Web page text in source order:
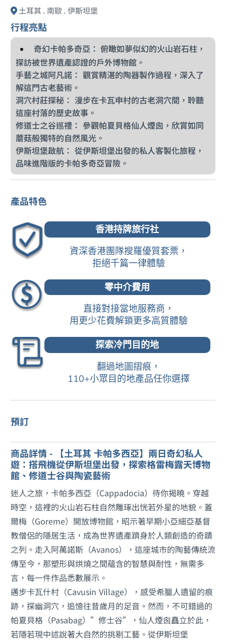
土耳其 . 南歐 . 伊斯坦堡
行程亮點
奇幻卡帕多奇亞： 俯瞰如夢似幻的火山岩石柱，
探訪被世界遺產認證的戶外博物館。
手藝之城阿凡諾： 觀賞精湛的陶器製作過程，深入了
解這門古老藝術。
洞穴村莊探秘： 漫步在卡瓦申村的古老洞穴間，聆聽
這座村落的歷史故事。
修道士之谷巡禮： 參觀帕夏貝格仙人煙囪，欣賞如同
蘑菇般獨特的自然風光。
伊斯坦堡啟航： 從伊斯坦堡出發的私人客製化旅程，
品味進階版的卡帕多奇亞冒險。
產品特色
香港持牌旅行社
資深香港團隊搜羅優質套票，
拒絕千篇一律體驗
零中介費用
直接對接當地服務商，
用更少花費解鎖更多高質體驗
探索冷門目的地
翻過地圖摺痕，
110+小眾目的地產品任你選擇
預訂
商品詳情 - 【土耳其 卡帕多西亞】兩日奇幻私人
遊：搭飛機從伊斯坦堡出發，探索格雷梅露天博物
館、修道士谷與陶瓷藝術
迷人之旅，卡帕多西亞（Cappadocia）待你揭曉。穿越
時空，這裡的火山岩石柱自然雕琢出恍若外星的地貌。蓋
爾梅（Goreme）開放博物館，昭示著早期小亞細亞基督
教僧侶的隱居生活，成為世界遺產躋身於人類創造的奇蹟
之列。走入阿萬諾斯（Avanos），這座城市的陶藝傳統流
傳至今，那塑形與烘燒之間蘊含的智慧與耐性，無需多
言，每一件作品悉數展示。
邁步卡瓦什村（Cavusin Village），感受希臘人遺留的痕
跡，探幽洞穴，追憶往昔歲月的足音。然而，不可錯過的
帕夏貝格（Pasabag）”修士谷”，仙人煙囪矗立於此，
若隱若現中述說著大自然的挑剔工藝。從伊斯坦堡